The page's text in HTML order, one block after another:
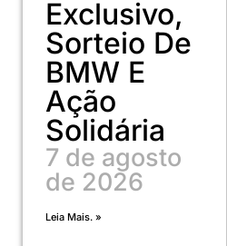
Exclusivo,
Sorteio De
BMW E
Ação
Solidária
7 de agosto
de 2026
Leia Mais. »